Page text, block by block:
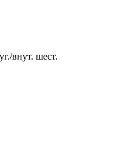
внут. шест.